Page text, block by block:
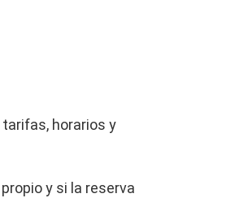
horarios y
y si la reserva